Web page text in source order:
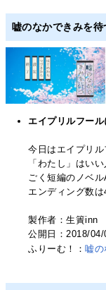
嘘のなかできみを待
エイプリルフー
今日はエイプリル
「わたし」はい
ごく短編のノベル
エンディング数は
製作者：生簀inn
公開日：2018/04/
ふりーむ！：嘘の